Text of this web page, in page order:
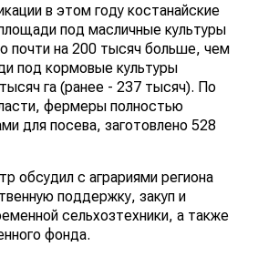
в этом году костанайские
под масличные культуры
почти на 200 тысяч больше, чем
под кормовые культуры
га (ранее - 237 тысяч). По
фермеры полностью
для посева, заготовлено 528
обсудил с аграриями региона
поддержку, закуп и
сельхозтехники, а также
фонда.